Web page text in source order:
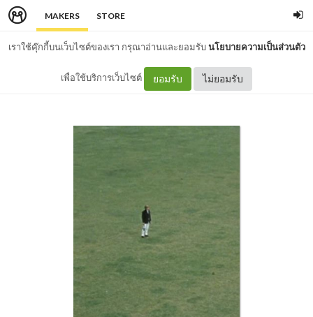
MAKERS STORE
เราใช้คุ๊กกี้บนเว็บไซต์ของเรา กรุณาอ่านและยอมรับนโยบายความเป็นส่วนตัว
เพื่อใช้บริการเว็บไซต์ ยอมรับ ไม่ยอมรับ